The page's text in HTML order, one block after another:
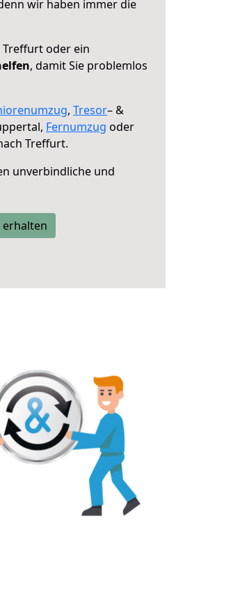
wir haben immer die
oder ein
, damit Sie problemlos
, Tresor– &
Fernumzug oder
Treffurt.
unverbindliche und
erhalten